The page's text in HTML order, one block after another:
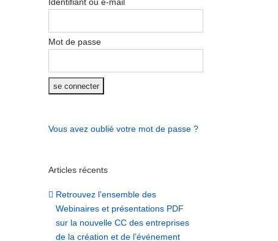
Identifiant ou e-mail
Mot de passe
Vous avez oublié votre mot de passe ?
Articles récents
Retrouvez l’ensemble des
Webinaires et présentations PDF
sur la nouvelle CC des entreprises
de la création et de l’événement